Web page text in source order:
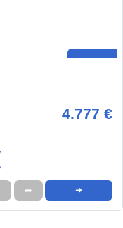
4.777 €
➦ ➜